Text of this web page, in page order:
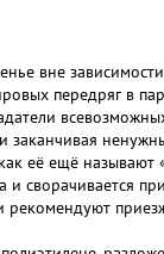
вне
передряг в
заканчивая
её ещё
и сворачивается
рекомендуют